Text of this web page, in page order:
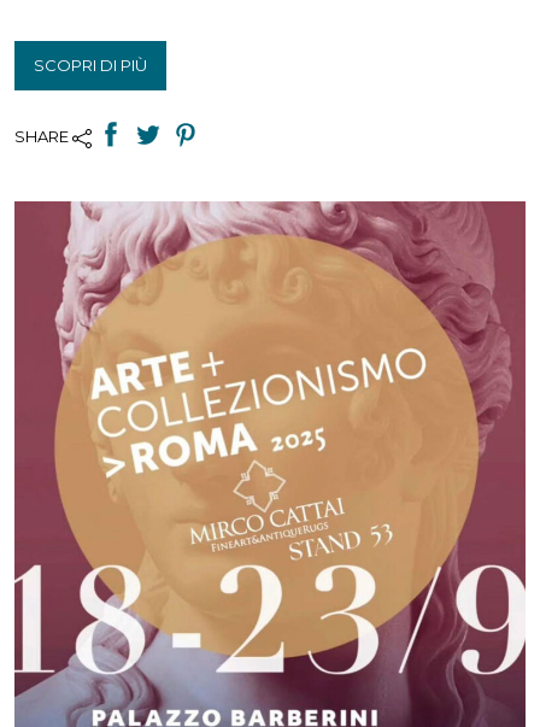
SCOPRI DI PIÙ
SHARE